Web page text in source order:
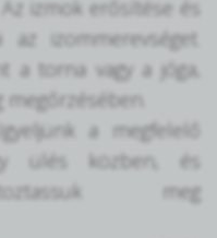
Az izmok erősítése és
izommerevséget.
a torna vagy a jóga,
Ügyeljünk a megfelelő
ülés közben, és
meg